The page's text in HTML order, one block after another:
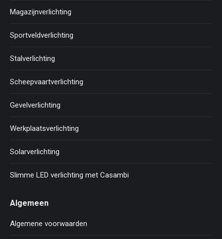
Magazijnverlichting
Sportveldverlichting
Stalverlichting
Scheepvaartverlichting
Gevelverlichting
Werkplaatsverlichting
Solarverlichting
Slimme LED verlichting met Casambi
Algemeen
Algemene voorwaarden